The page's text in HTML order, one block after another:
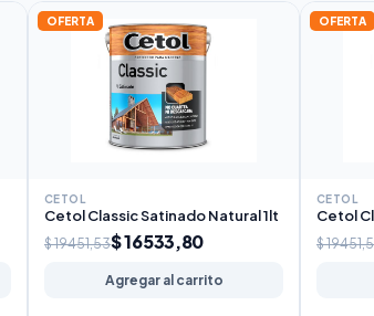
OFERTA
CETOL
Cetol Classic Satinado Natural 1lt
$ 19451,53$ 16533,80
Agregar al carrito
OFERTA
CETOL
Cetol
$